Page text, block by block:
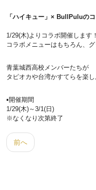
「ハイキュー」× BullPuluの
1/29(木)よりコラボ開催します！
コラボメニューはもちろん、
青葉城西高校メンバーたちが
タピオカや台湾かすてらを楽
▪開催期間
1/29(木)～3/1(日)
※なくなり次第終了
前へ